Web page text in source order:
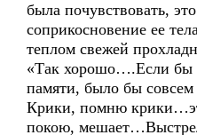
была почувствовать,
соприкосновение ее
теплом свежей
«Так хорошо….Если бы
памяти, было бы
Крики, помню
покою,